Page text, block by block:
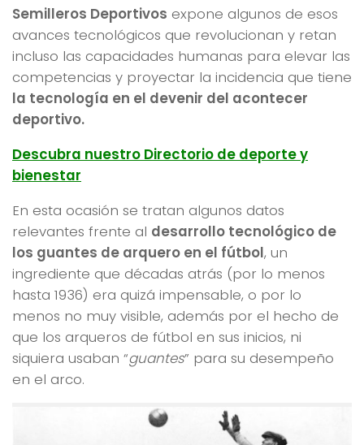
Semilleros Deportivos expone algunos de esos
avances tecnológicos que revolucionan y retan
incluso las capacidades humanas para elevar las
competencias y proyectar la incidencia que tiene
la tecnología en el devenir del acontecer
deportivo.
Descubra nuestro Directorio de deporte y
bienestar
En esta ocasión se tratan algunos datos
relevantes frente al desarrollo tecnológico de
los guantes de arquero en el fútbol, un
ingrediente que décadas atrás (por lo menos
hasta 1936) era quizá impensable, o por lo
menos no muy visible, además por el hecho de
que los arqueros de fútbol en sus inicios, ni
siquiera usaban “guantes” para su desempeño
en el arco.